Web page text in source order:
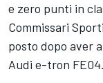
e zero punti in
Commissari
posto dopo aver
Audi e-tron FE04.